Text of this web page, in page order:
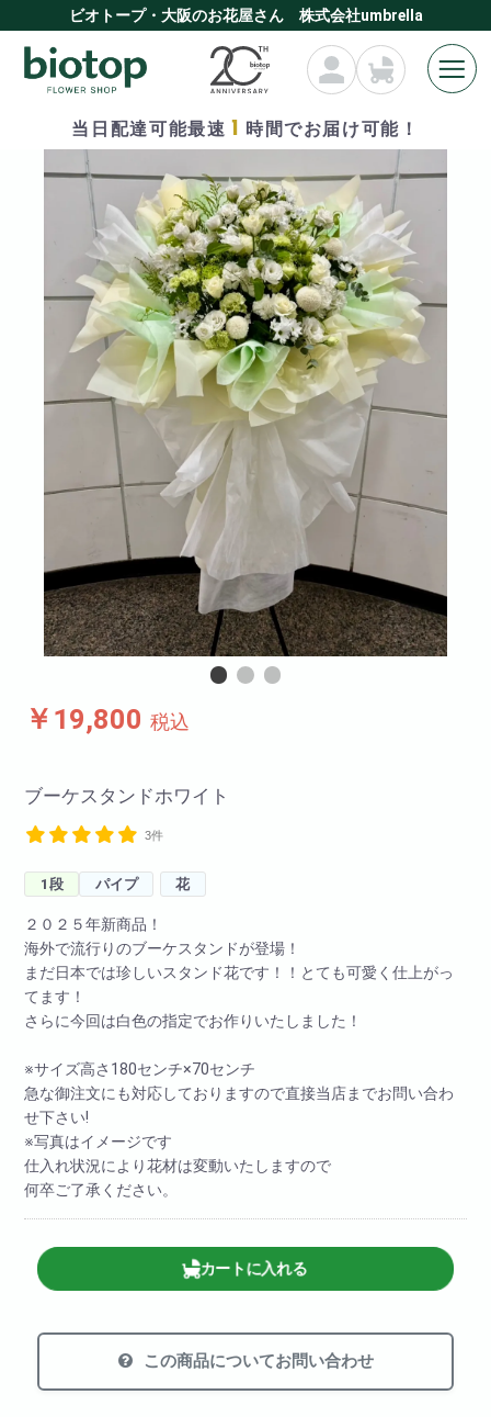
ビオトープ・大阪のお花屋さん 株式会社umbrella
当日配達可能最速 1 時間でお届け可能！
￥19,800 税込
ブーケスタンドホワイト
3件
1段 パイプ 花
２０２５年新商品！
海外で流行りのブーケスタンドが登場！
まだ日本では珍しいスタンド花です！！とても可愛く仕上がっ
てます！
さらに今回は白色の指定でお作りいたしました！
※サイズ高さ180センチ×70センチ
急な御注文にも対応しておりますので直接当店までお問い合わ
せ下さい!
※写真はイメージです
仕入れ状況により花材は変動いたしますので
何卒ご了承ください。
カートに入れる
この商品についてお問い合わせ